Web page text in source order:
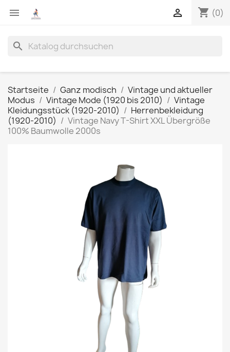
 shopping_cart (0)

search
Startseite Ganz modisch
Vintage und aktueller
Modus
Vintage Mode (1920 bis 2010)
Vintage
Kleidungsstück (1920-2010)
Herrenbekleidung
(1920-2010)
Vintage Navy T-Shirt XXL Übergröße
100% Baumwolle 2000s